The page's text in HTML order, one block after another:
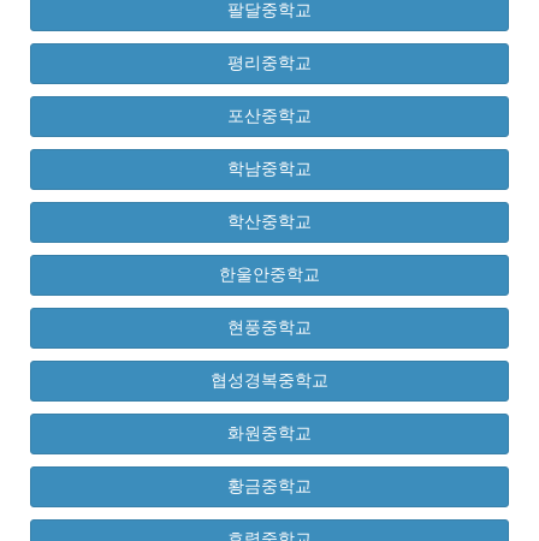
팔달중학교
평리중학교
포산중학교
학남중학교
학산중학교
한울안중학교
현풍중학교
협성경복중학교
화원중학교
황금중학교